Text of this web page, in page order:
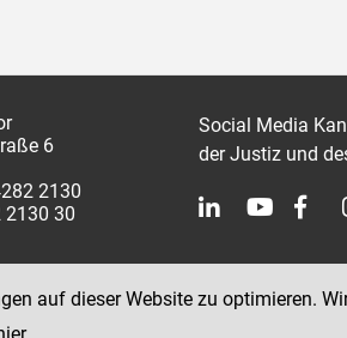
6
2130
2130 30
Social Media
der Justiz und
auf dieser Website zu optimieren.